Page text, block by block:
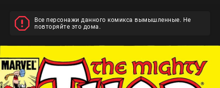
Все персонажи данного комикса вымышленные. Не
повторяйте это дома.